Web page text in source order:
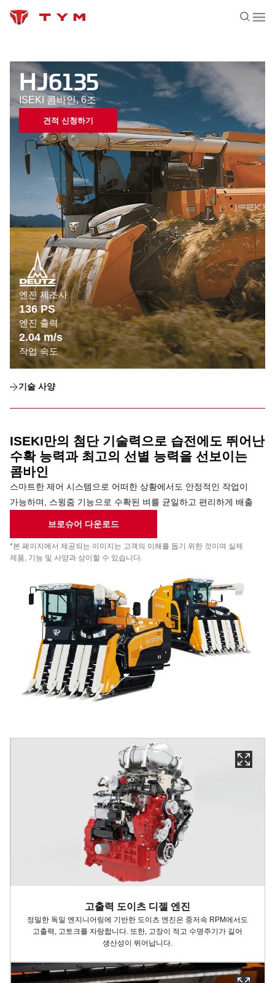
HJ6135
ISEKI 콤바인, 6조
견적 신청하기
엔진 제조사
136 PS
엔진 출력
2.04 m/s
작업 속도
기술 사양
ISEKI만의 첨단 기술력으로 습전에도 뛰어난
수확 능력과 최고의 선별 능력을 선보이는
콤바인
스마트한 제어 시스템으로 어떠한 상황에서도 안정적인 작업이
가능하며
스윙줌 기능으로 수확된 벼를 균일하고 편리하게 배출
브로슈어 다운로드
*본 페이지에서 제공되는 이미지는 고객의 이해를 돕기 위한 것이며 실제
제품, 기능 및 사양과 상이할 수 있습니다.
고출력 도이츠 디젤 엔진
정밀한 독일 엔지니어링에 기반한 도이츠 엔진은 중저속 RPM에서도
고출력, 고토크를 자랑합니다. 또한, 고장이 적고 수명주기가 길어
생산성이 뛰어납니다.